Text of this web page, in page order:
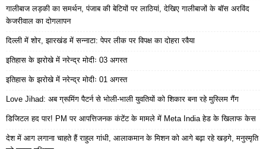
गालीबाज लड़की का समर्थन, पंजाब की बेटियों पर लाठियां, देखिए गालीबाजों के बॉस अरविंद
केजरीवाल का दोगलापन
दिल्ली में शोर, झारखंड में सन्नाटा: पेपर लीक पर विपक्ष का दोहरा रवैया
इतिहास के झरोखे में नरेन्द्र मोदीः 03 अगस्त
इतिहास के झरोखे में नरेन्द्र मोदीः 01 अगस्त
Love Jihad: अब ग्रूमिंग पैटर्न से भोली-भाली युवतियों को शिकार बना रहे मुस्लिम गैंग
डिजिटल हद पार! PM पर आपत्तिजनक कंटेंट के मामले में Meta India हेड के खिलाफ केस
देश में आग लगाना चाहते हैं राहुल गांधी, आलाकमान के मिशन को आगे बढ़ा रहे खड़गे, मनुस्मृति